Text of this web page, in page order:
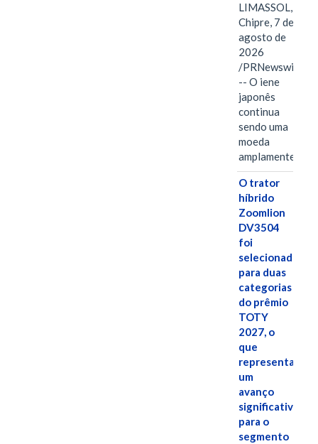
LIMASSOL,
Chipre, 7 de
agosto de
2026
/PRNewswire/
-- O iene
japonês
continua
sendo uma
moeda
amplamente…
O trator
híbrido
Zoomlion
DV3504
foi
selecionado
para duas
categorias
do prêmio
TOTY
2027, o
que
representa
um
avanço
significativo
para o
segmento